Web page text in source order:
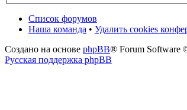
Список форумов
Наша команда • Удалить cookies
Создано на основе phpBB® Forum Software
Русская поддержка phpBB